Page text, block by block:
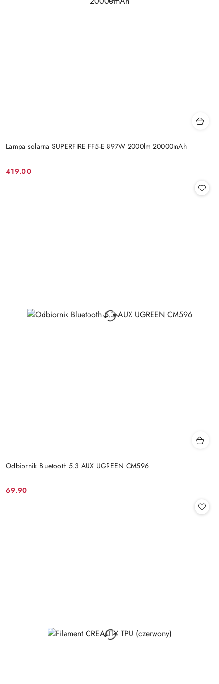
Lampa solarna SUPERFIRE FF5-E 897W 2000lm 20000mAh
Cena:
419.00
Odbiornik Bluetooth 5.3 AUX UGREEN CM596
Cena:
69.90